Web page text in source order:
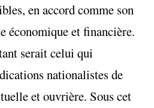
en accord comme son
économique et financière.
serait celui qui
nationalistes de
et ouvrière. Sous cet